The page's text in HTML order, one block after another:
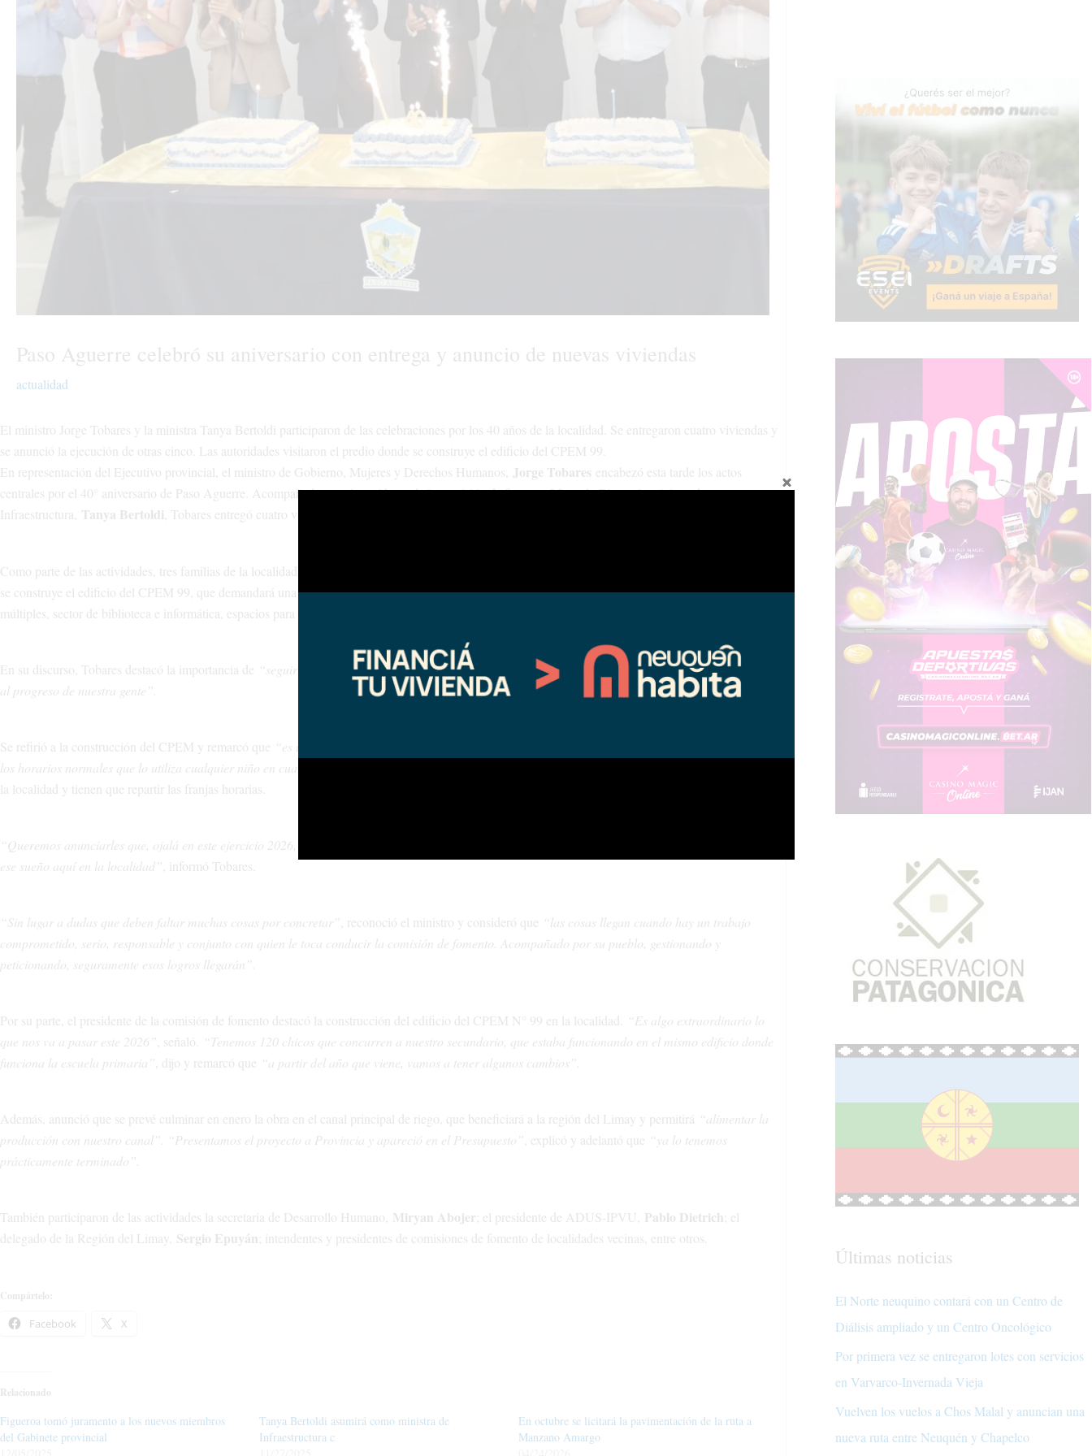
Paso Aguerre celebró su aniversario con entrega y anuncio de nuevas viviendas
actualidad
El ministro Jorge Tobares y la ministra Tanya Bertoldi participaron de las celebraciones por los 40 años de la localidad. Se entregaron cuatro viviendas y
se anunció la ejecución de otras cinco. Las autoridades visitaron el predio donde se construye el edificio del CPEM 99.
En representación del Ejecutivo provincial, el ministro de Gobierno, Mujeres y Derechos Humanos, Jorge Tobares encabezó esta tarde los actos
centrales por el 40° aniversario de Paso Aguerre. Acompañado por el presidente de la comisión de fomentoMarcelo Pinoy la ministra de
Infraestructura, Tanya Bertoldi, Tobares entregó cuatro viviendas y anunció la construcción de cinco más.
Como parte de las actividades, tres familias de la localidad recibieron los títulos de propiedad de sus tierras y las autoridades recorrieron el predio donde
se construye el edificio del CPEM 99, que demandará una inversión aproximada de 950 millones de pesos y contará con siete aulas, salón de usos
múltiples, sector de biblioteca e informática, espacios para personal docente y maestranza, sanitarios, cocina y depósito.
En su discurso, Tobares destacó la importancia de “seguir trabajando de manera conjunta, tratando de articular cada una de las acciones al servicio y
al progreso de nuestra gente”.
Se refirió a la construcción del CPEM y remarcó que “es un acto de estricta justicia que Paso Aguerre tenga ese colegio 99 y que lo puedan utilizar en
los horarios normales que lo utiliza cualquier niño en cualquier otro lugar”.
la localidad y tienen que repartir las franjas horarias.
“Queremos anunciarles que, ojalá en este ejercicio 2026, podamos llegar a concretar cinco viviendas más para cinco familias que seguramente tienen
ese sueño aquí en la localidad” , informó Tobares.
“Sin lugar a dudas que deben faltar muchas cosas por concretar” , reconoció el ministro y consideró que “las cosas llegan cuando hay un trabajo
comprometido, serio, responsable y conjunto con quien le toca conducir la comisión de fomento. Acompañado por su pueblo, gestionando y
peticionando, seguramente esos logros llegarán”.
Por su parte, el presidente de la comisión de fomento destacó la construcción del edificio del CPEM N° 99 en la localidad.
“Es algo extraordinario lo
que nos va a pasar este 2026” , señaló.
“Tenemos 120 chicos que concurren a nuestro secundario, que estaba funcionando en el mismo edificio donde
funciona la escuela primaria” , dijo y remarcó que “a partir del año que viene, vamos a tener algunos cambios”.
Además, anunció que se prevé culminar en enero la obra en el canal principal de riego, que beneficiará a la región del Limay y permitirá “alimentar la
producción con nuestro canal”. “Presentamos el proyecto a Provincia y apareció en el Presupuesto” , explicó y adelantó que “ya lo tenemos
prácticamente terminado”.
También participaron de las actividades la secretaria de Desarrollo Humano, Miryan Abojer ; el presidente de ADUS-IPVU, Pablo Dietrich ; el
delegado de la Región del Limay, Sergio Epuyán ; intendentes y presidentes de comisiones de fomento de localidades vecinas, entre otros.
Compártelo:
Facebook X
Relacionado
Figueroa tomó juramento a los nuevos miembros
del Gabinete provincial
Tanya Bertoldi asumirá como ministra de
Infraestructura c
En octubre se licitará la pavimentación de la ruta a
Manzano Amargo
Últimas noticias
El Norte neuquino contará con un Centro de
Diálisis ampliado y un Centro Oncológico
Por primera vez se entregaron lotes con servicios
en Varvarco-Invernada Vieja
Vuelven los vuelos a Chos Malal y anuncian una
nueva ruta entre Neuquén y Chapelco